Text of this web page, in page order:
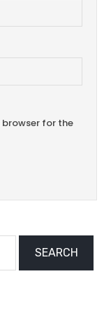
browser for the